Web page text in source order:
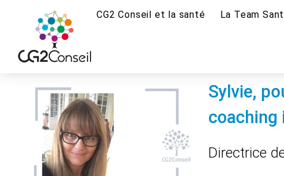
CG2 Conseil et la santé La Team
Sylvie,
coaching
Directrice